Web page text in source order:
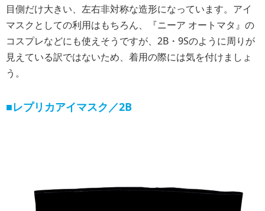
目側だけ大きい、左右非対称な造形になっています。アイ
マスクとしての利用はもちろん、『ニーア オートマタ』の
コスプレなどにも使えそうですが、2B・9Sのように周りが
見えている訳ではないため、着用の際には気を付けましょ
う。
■レプリカアイマスク／2B